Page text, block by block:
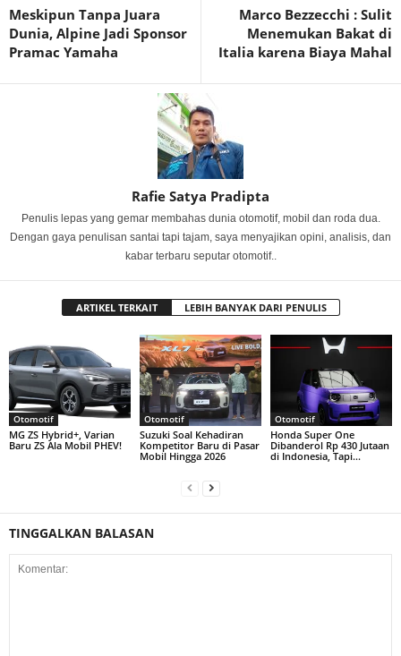
Meskipun Tanpa Juara
Dunia, Alpine Jadi Sponsor
Pramac Yamaha
Marco Bezzecchi : Sulit
Menemukan Bakat di
Italia karena Biaya Mahal
Rafie Satya Pradipta
Penulis lepas yang gemar membahas dunia otomotif, mobil dan roda dua.
Dengan gaya penulisan santai tapi tajam, saya menyajikan opini, analisis, dan
kabar terbaru seputar otomotif..
ARTIKEL TERKAIT LEBIH BANYAK DARI PENULIS
Otomotif
MG ZS Hybrid+, Varian
Baru ZS Ala Mobil PHEV!
Otomotif
Suzuki Soal Kehadiran
Kompetitor Baru di Pasar
Mobil Hingga 2026
Otomotif
Honda Super One
Dibanderol Rp 430 Jutaan
di Indonesia, Tapi…
TINGGALKAN BALASAN